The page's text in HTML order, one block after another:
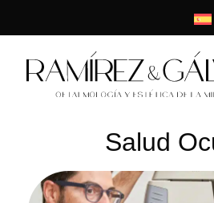
Salud